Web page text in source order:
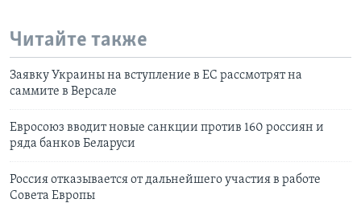
Читайте также
Заявку Украины на вступление в ЕС рассмотрят на
саммите в Версале
Евросоюз вводит новые санкции против 160 россиян и
ряда банков Беларуси
Россия отказывается от дальнейшего участия в работе
Совета Европы